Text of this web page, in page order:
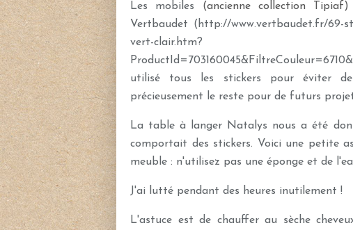
Les mobiles (ancienne collection Tipiaf)
Vertbaudet ( http://www.vertbaudet.fr/69-
vert-clair.htm?
utilisé tous les stickers pour éviter de
précieusement le reste pour de futurs
La table à langer Natalys nous a été
comportait des stickers. Voici une petite
meuble : n'utilisez pas une éponge et de
J'ai lutté pendant des heures inutilement !
L'astuce est de chauffer au sèche